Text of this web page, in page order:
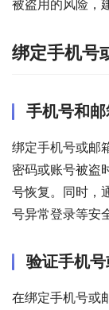
被盗用的风险，
绑定手机号
手机号和
绑定手机号或邮
密码或账号被盗
号恢复。同时，
号异常登录等安
验证手机
在绑定手机号或